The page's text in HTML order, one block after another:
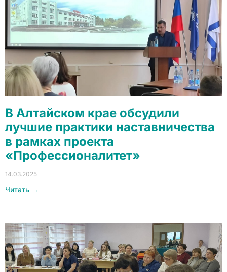
В Алтайском крае обсудили
лучшие практики наставничества
в рамках проекта
«Профессионалитет»
14.03.2025
Читать →